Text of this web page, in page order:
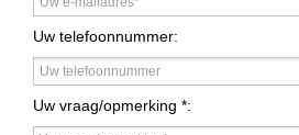
Uw telefoonnummer:
Uw vraag/opmerking *: